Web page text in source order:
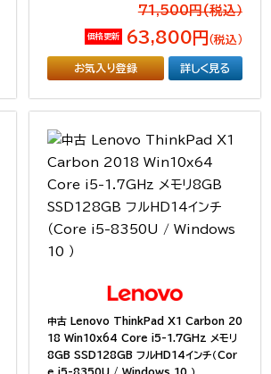
71,500円(税込）
価格更新 63,800円 （税込）
お気入り登録 詳しく見る
中古 Lenovo ThinkPad X1 Carbon 20
18 Win10x64 Core i5-1.7GHz メモリ
8GB SSD128GB フルHD14インチ（Cor
e i5-8350U / Windows 10 ）